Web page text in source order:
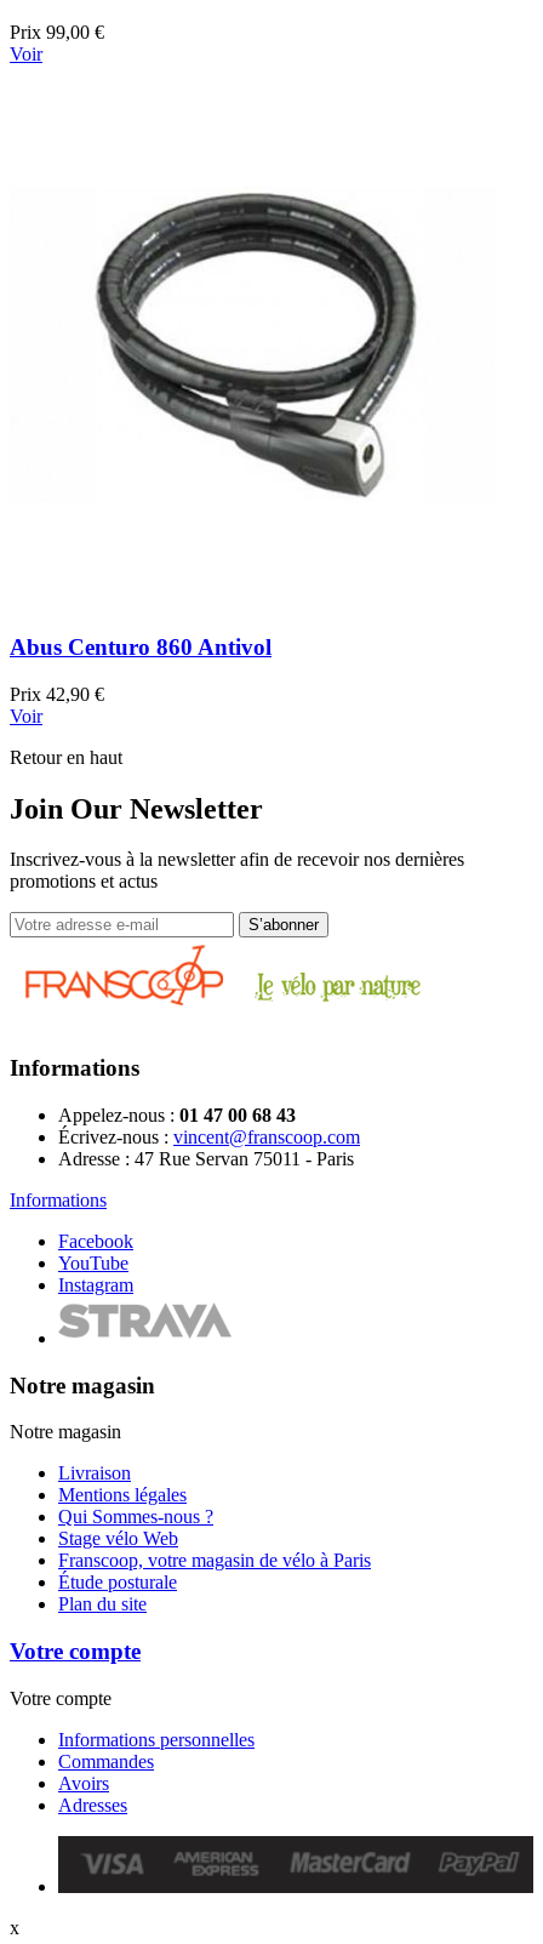
Prix 99,00 €
Voir
Abus Centuro 860 Antivol
Prix 42,90 €
Voir
Retour en haut
Join Our Newsletter
Inscrivez-vous à la newsletter afin de recevoir nos dernières
promotions et actus
Informations
Appelez-nous : 01 47 00 68 43
Écrivez-nous : vincent@franscoop.com
Adresse : 47 Rue Servan 75011 - Paris
Informations
Facebook
YouTube
Instagram
Notre magasin
Notre magasin
Livraison
Mentions légales
Qui Sommes-nous ?
Stage vélo Web
Franscoop, votre magasin de vélo à Paris
Étude posturale
Plan du site
Votre compte
Votre compte
Informations personnelles
Commandes
Avoirs
Adresses
x